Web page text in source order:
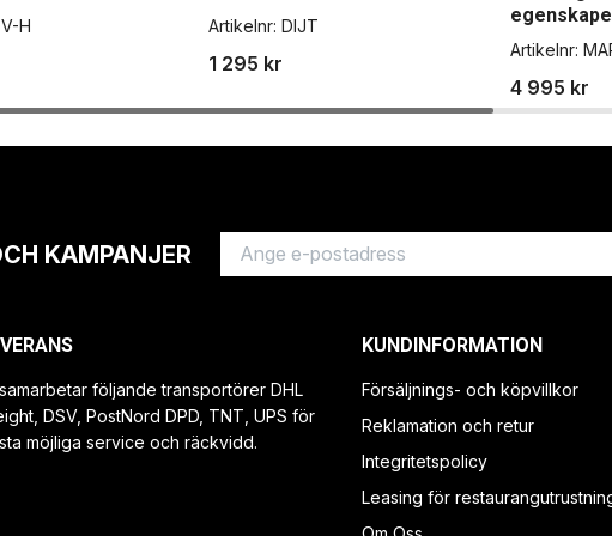
H Artikelnr: DIJT
1 295 kr
Artikelnr:
4 995 kr
KAMPANJER
följande transportörer DHL
DSV, PostNord DPD, TNT, UPS för
möjliga service och räckvidd.
KUNDINFORMATION
Försäljnings- och köpvillkor
Reklamation och retur
Integritetspolicy
Leasing för